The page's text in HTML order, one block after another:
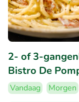
2- of 3-
Bistro De
Vandaag Morgen